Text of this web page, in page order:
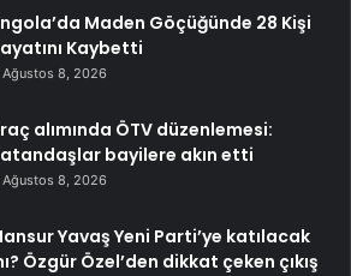
Maden Göçüğünde 28 Kişi
Kaybetti
Ağustos 8, 2026
alımında ÖTV düzenlemesi:
bayilere akın etti
Ağustos 8, 2026
Yavaş Yeni Parti’ye katılacak
Özgür Özel’den dikkat çeken çıkış